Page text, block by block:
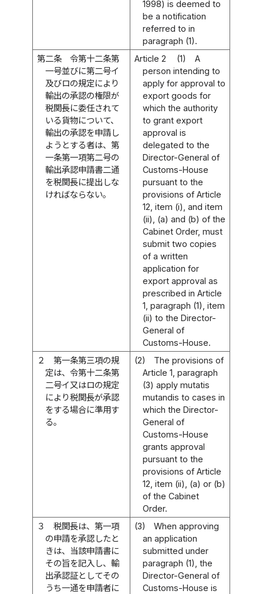
1998) is deemed to
be a notification
referred to in
paragraph (1).
第二条
令第十二条第
一号並びに第二号イ
及びロの規定により
輸出の承認の権限が
税関長に委任されて
いる貨物について、
輸出の承認を申請し
ようとする者は、第
一条第一項第二号の
輸出承認申請書二通
を税関長に提出しな
ければならない。
Article 2 (1)
A
person intending to
apply for approval to
export goods for
which the authority
to grant export
approval is
delegated to the
Director-General of
Customs-House
pursuant to the
provisions of Article
12, item (i), and item
(ii), (a) and (b) of the
Cabinet Order, must
submit two copies
of a written
application for
export approval as
prescribed in Article
1, paragraph (1), item
(ii) to the Director-
General of
Customs-House.
２
第一条第三項の規
定は、令第十二条第
二号イ又はロの規定
により税関長が承認
をする場合に準用す
る。
(2)
The provisions of
Article 1, paragraph
(3) apply mutatis
mutandis to cases in
which the Director-
General of
Customs-House
grants approval
pursuant to the
provisions of Article
12, item (ii), (a) or (b)
of the Cabinet
Order.
３
税関長は、第一項
の申請を承認したと
きは、当該申請書に
その旨を記入し、輸
出承認証としてその
うち一通を申請者に
(3)
When approving
an application
submitted under
paragraph (1), the
Director-General of
Customs-House is